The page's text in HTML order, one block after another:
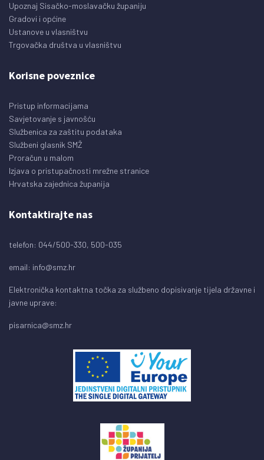
Upoznaj Sisačko-moslavačku županiju
Gradovi i općine
Ustanove u vlasništvu
Trgovačka društva u vlasništvu
Korisne poveznice
Pristup informacijama
Savjetovanje s javnošću
Službenica za zaštitu podataka
Službeni glasnik SMŽ
Proračun u malom
Izjava o pristupačnosti mrežne stranice
Hrvatska zajednica županija
Kontaktirajte nas
telefon: 044/500-330, 500-035
email: info@smz.hr
Elektronička kontaktna točka za službeno dopisivanje tijela državne i
javne uprave:
pisarnica@smz.hr